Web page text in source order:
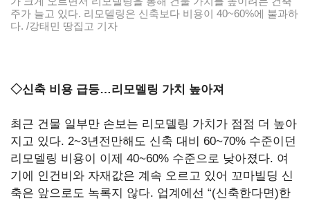
주가 늘고 있다. 리모델링은 신축보다 비용이 40~60%에 불과하
다. /강태민 땅집고 기자
◇신축 비용 급등…리모델링 가치 높아져
최근 건물 일부만 손보는 리모델링 가치가 점점 더 높아
지고 있다. 2~3년전만해도 신축 대비
60~70% 수준이던
리모델링 비용이 이제
40~60% 수준으로 낮아졌다. 여
기에 인건비와 자재값은 계속 오르고 있어 꼬마빌딩 신
축은 앞으로도 녹록지 않다. 업계에선 “(신축한다면)한